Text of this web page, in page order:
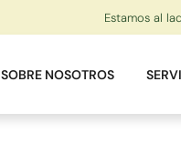
Estamos al
SOBRE NOSOTROS